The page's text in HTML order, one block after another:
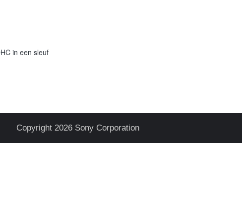
in een sleuf
Copyright 2026 Sony Corporation